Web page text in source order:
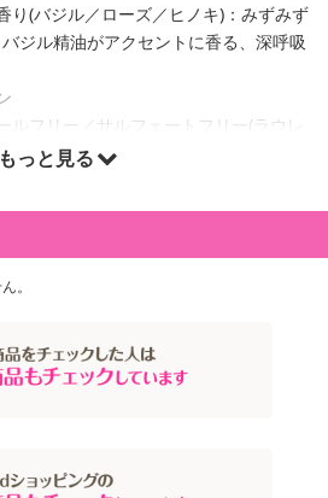
り(バジル／ローズ／ヒノキ)：みずみず
ジル精油がアクセントに香る、深呼吸
ルフリー／サルフェートフリー(ラウレ
リー／鉱物油フリー
カ種子油(全て保湿成分)
もっと見る
。